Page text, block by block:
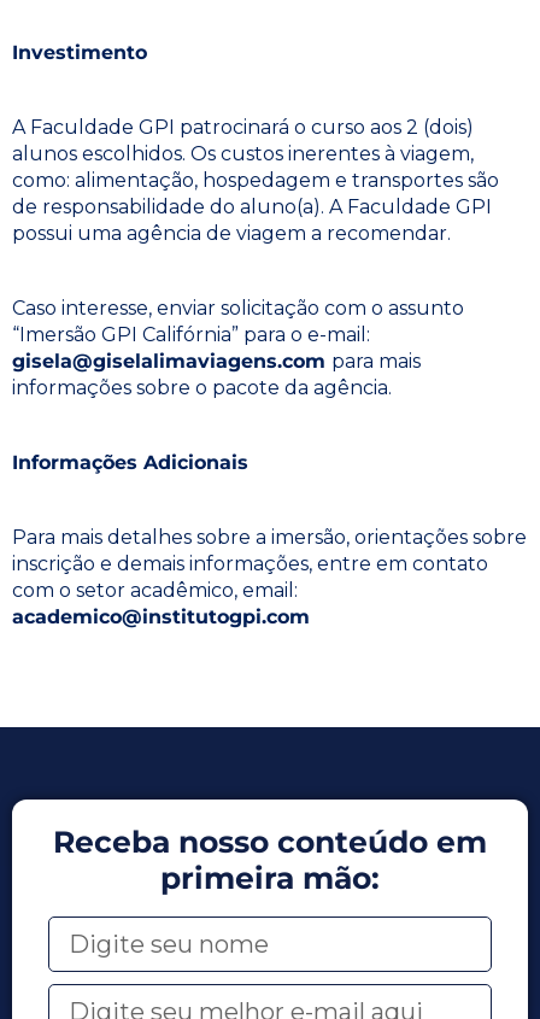
Investimento
A Faculdade GPI patrocinará o curso aos 2 (dois)
alunos escolhidos. Os custos inerentes à viagem,
como: alimentação, hospedagem e transportes são
de responsabilidade do aluno(a). A Faculdade GPI
possui uma agência de viagem a recomendar.
Caso interesse, enviar solicitação com o assunto
“Imersão GPI Califórnia” para o e-mail:
gisela@giselalimaviagens.com para mais
informações sobre o pacote da agência.
Informações Adicionais
Para mais detalhes sobre a imersão, orientações sobre
inscrição e demais informações, entre em contato
com o setor acadêmico, email:
academico@institutogpi.com
Receba nosso conteúdo em
primeira mão: